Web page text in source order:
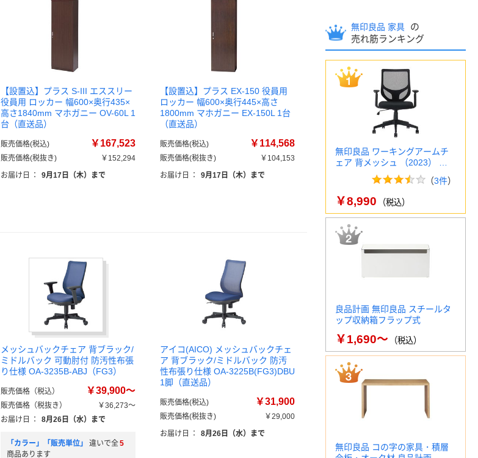
【設置込】プラス S-III エススリー
役員用 ロッカー 幅600×奥行435×
高さ1840mm マホガニー OV-60L 1
台（直送品）
販売価格(税込) ￥167,523
販売価格(税抜き)
￥152,294
お届け日
： 9月17日（木）まで
【設置込】プラス EX-150 役員用
ロッカー 幅600×奥行445×高さ
1800mm マホガニー EX-150L 1台
（直送品）
販売価格(税込) ￥114,568
販売価格(税抜き)
￥104,153
お届け日
： 9月17日（木）まで
メッシュバックチェア 背ブラック/
ミドルバック 可動肘付 防汚性布張
り仕様 OA-3235B-ABJ（FG3）
販売価格（税込） ￥39,900～
販売価格（税抜き）
￥36,273～
お届け日
： 8月26日（水）まで
「カラー」「販売単位」 違いで全5
商品あります
アイコ(AICO) メッシュバックチェ
ア 背ブラック/ミドルバック 防汚
性布張り仕様 OA-3225B(FG3)DBU
1脚（直送品）
販売価格(税込) ￥31,900
販売価格(税抜き)
￥29,000
お届け日
： 8月26日（水）まで
無印良品 家具
の
売れ筋ランキング
無印良品 ワーキングアームチ
ェア 背メッシュ （2023） …
（3件）
￥8,990 （税込）
良品計画 無印良品 スチールタ
ップ収納箱フラップ式
￥1,690～ （税込）
無印良品 コの字の家具・積層